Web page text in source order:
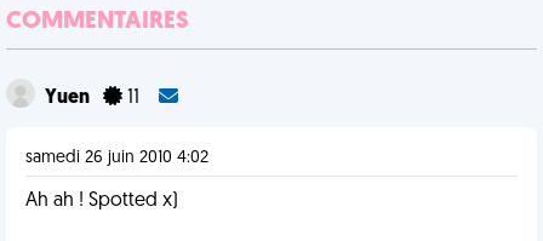
COMMENTAIRES
Yuen
samedi 26 juin 2010 4:02
Ah ah ! Spotted x)